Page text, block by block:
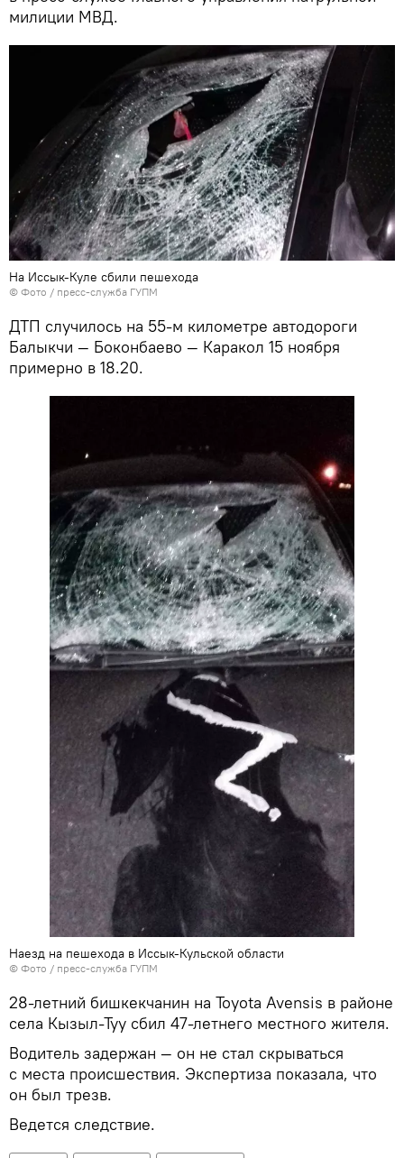
милиции МВД.
На Иссык-Куле сбили пешехода
© Фото / пресс-служба ГУПМ
ДТП случилось на 55-м километре автодороги
Балыкчи — Боконбаево — Каракол 15 ноября
примерно в 18.20.
Наезд на пешехода в Иссык-Кульской области
© Фото / пресс-служба ГУПМ
28-летний бишкекчанин на Toyota Avensis в районе
села Кызыл-Туу сбил 47-летнего местного жителя.
Водитель задержан — он не стал скрываться
с места происшествия. Экспертиза показала, что
он был трезв.
Ведется следствие.